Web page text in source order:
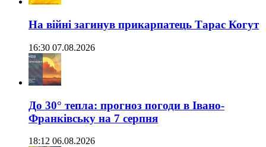
На війні загинув прикарпатець Тарас Когут
16:30 07.08.2026
До 30° тепла: прогноз погоди в Івано-
Франківську на 7 серпня
18:12 06.08.2026